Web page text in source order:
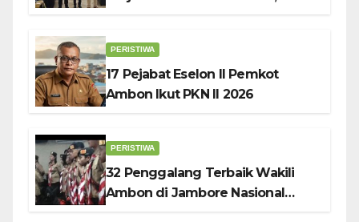
PERISTIWA
17 Pejabat Eselon II Pemkot
Ambon Ikut PKN II 2026
PERISTIWA
32 Penggalang Terbaik Wakili
Ambon di Jambore Nasional